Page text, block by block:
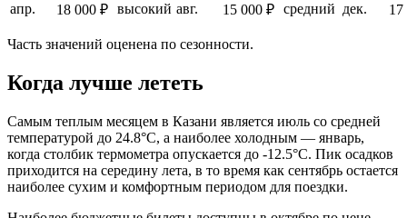
апр.
18 000 ₽ высокий авг. 15 000 ₽ средний дек. 17
Часть значений оценена по сезонности.
Когда лучше лететь
Самым теплым месяцем в Казани является июль со средней
температурой до 24.8°C, а наиболее холодным — январь,
когда столбик термометра опускается до -12.5°C. Пик осадков
приходится на середину лета, в то время как сентябрь остается
наиболее сухим и комфортным периодом для поездки.